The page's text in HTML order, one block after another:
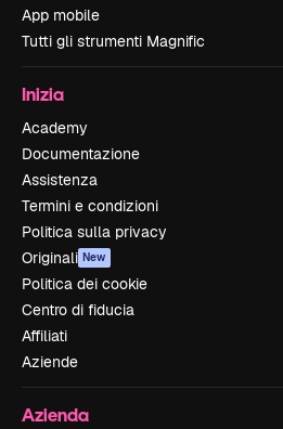
App mobile
Tutti gli strumenti Magnific
Inizia
Academy
Documentazione
Assistenza
Termini e condizioni
Politica sulla privacy
Originali New
Politica dei cookie
Centro di fiducia
Affiliati
Aziende
Azienda